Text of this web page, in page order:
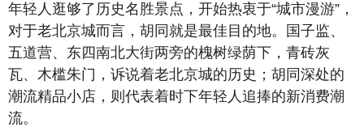
年轻人逛够了历史名胜景点，开始热衷于“城市漫游”，
对于老北京城而言，胡同就是最佳目的地。国子监、
五道营、东四南北大街两旁的槐树绿荫下，青砖灰
瓦、木槛朱门，诉说着老北京城的历史；胡同深处的
潮流精品小店，则代表着时下年轻人追捧的新消费潮
流。